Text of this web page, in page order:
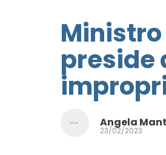
preside
Angela
23/02/2023